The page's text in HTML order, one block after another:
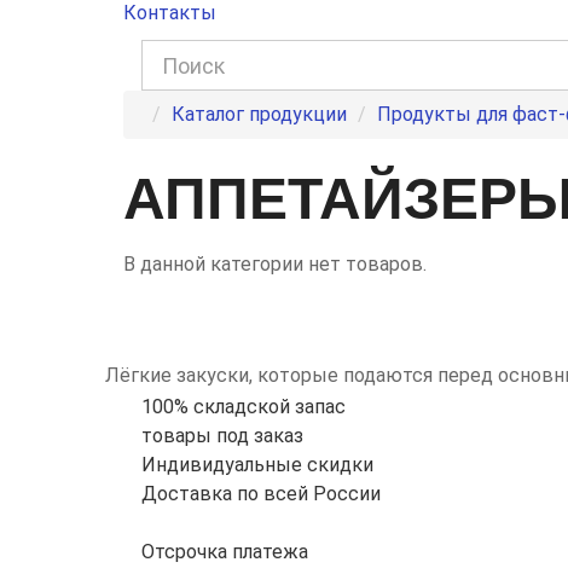
Контакты
Каталог продукции Продукты для
В данной категории нет товаров.
Лёгкие закуски, которые подаются перед
100% складской запас
товары под заказ
Индивидуальные скидки
Доставка по всей России
Отсрочка платежа